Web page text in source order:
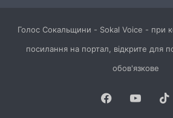
Голос Сокальщини - Sokal Voice - при
посилання на портал, відкрите для
обов'язкове
Facebook